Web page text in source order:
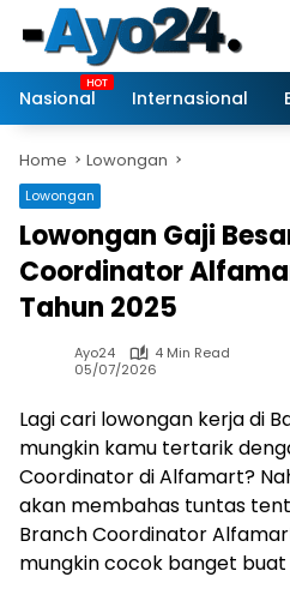
content
Nasional
Internasional
Home Lowongan
Lowongan
Lowongan Gaji
Coordinator
Tahun 2025
Ayo24
4 Min Read
05/07/2026
Lagi cari lowongan kerja di
mungkin kamu tertarik
Coordinator di Alfamart?
akan membahas tuntas
Branch Coordinator
mungkin cocok banget buat